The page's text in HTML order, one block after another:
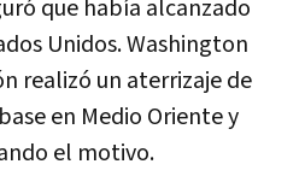
que había alcanzado
Unidos. Washington
realizó un aterrizaje de
en Medio Oriente y
el motivo.